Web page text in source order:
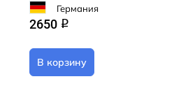
Германия
2650 q
В корзину